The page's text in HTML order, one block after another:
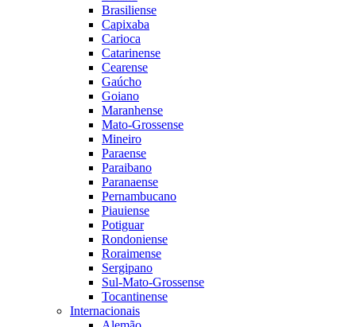
Brasiliense
Capixaba
Carioca
Catarinense
Cearense
Gaúcho
Goiano
Maranhense
Mato-Grossense
Mineiro
Paraense
Paraibano
Paranaense
Pernambucano
Piauiense
Potiguar
Rondoniense
Roraimense
Sergipano
Sul-Mato-Grossense
Tocantinense
Internacionais